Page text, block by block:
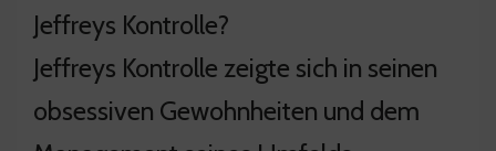
Jeffreys Kontrolle?
Jeffreys Kontrolle zeigte sich in seinen
obsessiven Gewohnheiten und dem